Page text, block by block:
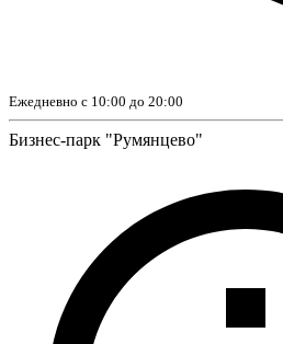
Ежедневно с 10:00 до 20:00
Бизнес-парк "Румянцево"